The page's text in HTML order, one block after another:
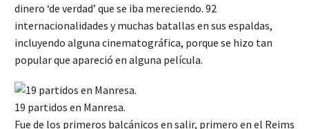
dinero ‘de verdad’ que se iba mereciendo. 92
internacionalidades y muchas batallas en sus espaldas,
incluyendo alguna cinematográfica, porque se hizo tan
popular que apareció en alguna película.
19 partidos en Manresa.
Fue de los primeros balcánicos en salir, primero en el Reims